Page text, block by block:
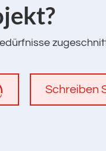
Schreiben